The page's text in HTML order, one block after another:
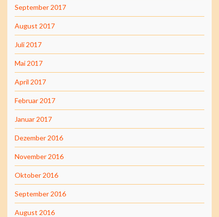
September 2017
August 2017
Juli 2017
Mai 2017
April 2017
Februar 2017
Januar 2017
Dezember 2016
November 2016
Oktober 2016
September 2016
August 2016